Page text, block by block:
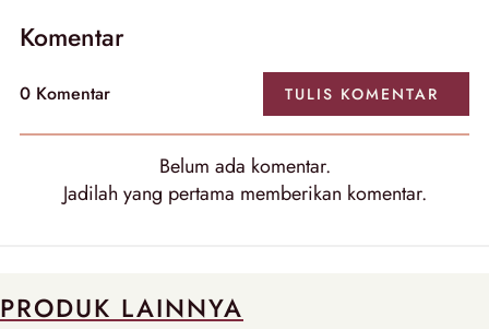
Komentar
0 Komentar TULIS KOMENTAR
Belum ada komentar.
Jadilah yang pertama memberikan komentar.
PRODUK LAINNYA